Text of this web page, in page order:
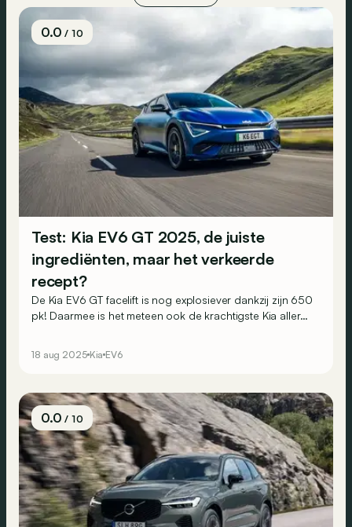
0.0/ 10
Test: Kia EV6 GT 2025, de juiste
ingrediënten, maar het verkeerde
recept?
De Kia EV6 GT facelift is nog explosiever dankzij zijn 650
pk! Daarmee is het meteen ook de krachtigste Kia aller
Hyundai Ioniq 5 N. Is dat gelukt?
18 aug 2025 Kia EV6
0.0/ 10